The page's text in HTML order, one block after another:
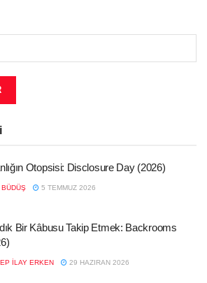
Otopsisi: Disclosure Day (2026)
BÜDÜŞ 5 TEMMUZ 2026
Bir Kâbusu Takip Etmek: Backrooms
İLAY ERKEN 29 HAZIRAN 2026